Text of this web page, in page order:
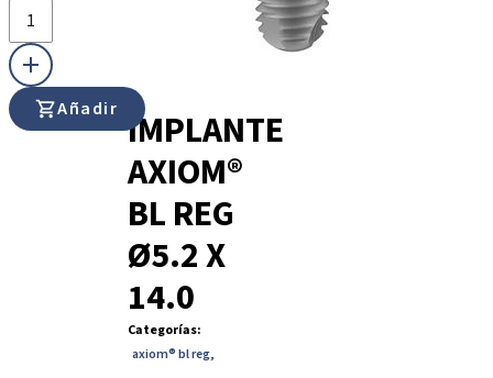
Añadir IMPLANTE
AXIOM®
BL REG
Ø5.2 X
14.0
Categorías:
axiom® bl reg,